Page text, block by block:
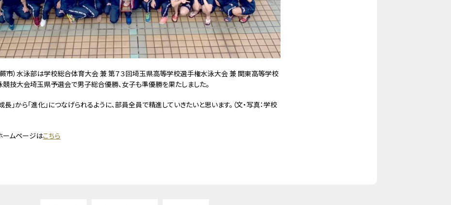
市）水泳部は学校総合体育大会 兼 第７３回埼玉県高等学校選手権水泳大会 兼 関東高等学校
技大会埼玉県予選会で男子総合優勝、女子も準優勝を果たしました。
長」から「進化」につなげられるように、部員全員で精進していきたいと思います。（文・写真：学校
ームページはこちら